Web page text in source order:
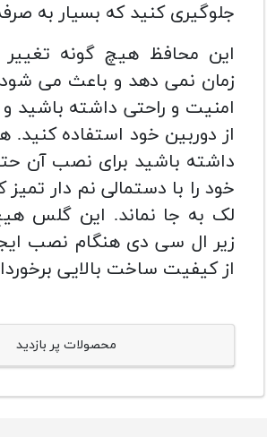
جلوگیری کنید که بسیار به
این محافظ هیچ گونه
زمان نمی دهد و باعث می
امنیت و راحتی داشته باشید
از دوربین خود استفاده کنید.
داشته باشید برای نصب آن
خود را با دستمالی نم دار تمیز
لک به جا نماند. این گلس
زیر ال سی دی هنگام نصب
از کیفیت ساخت بالایی
محصولات پر بازدید